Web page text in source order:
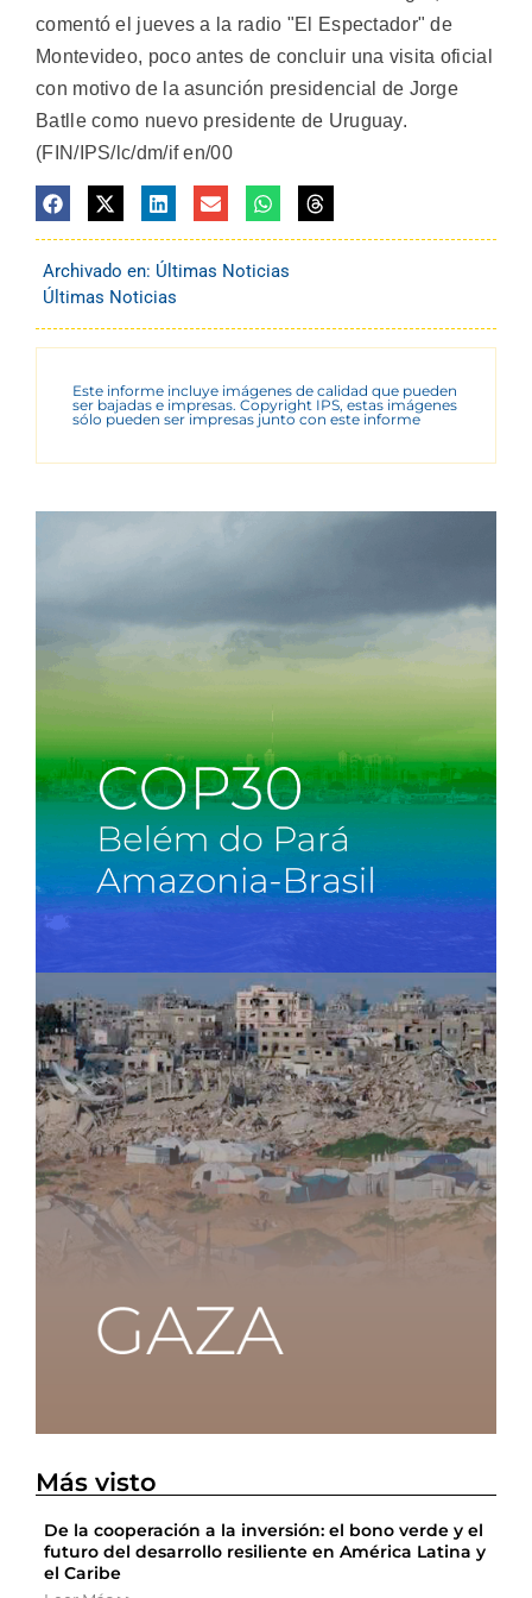
comentó el jueves a la radio "El Espectador" de
Montevideo, poco antes de concluir una visita oficial
con motivo de la asunción presidencial de Jorge
Batlle como nuevo presidente de Uruguay.
(FIN/IPS/lc/dm/if en/00
Archivado en: Últimas Noticias
Últimas Noticias
Este informe incluye imágenes de calidad que pueden
ser bajadas e impresas. Copyright IPS, estas imágenes
sólo pueden ser impresas junto con este informe
Más visto
De la cooperación a la inversión: el bono verde y el
futuro del desarrollo resiliente en América Latina y
el Caribe